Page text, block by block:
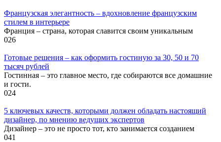
Французская элегантность – вдохновление французским
стилем в интерьере
Франция – страна, которая славится своим уникальным
026
Готовые решения – как оформить гостиную за 30, 50 и 70
тысяч рублей
Гостинная – это главное место, где собираются все домашние
и гости.
024
5 ключевых качеств, которыми должен обладать настоящий
дизайнер, по мнению ведущих экспертов
Дизайнер – это не просто тот, кто занимается созданием
041